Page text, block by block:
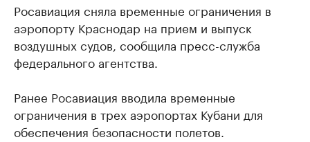
Росавиация сняла временные ограничения в
аэропорту Краснодар на прием и выпуск
воздушных судов, сообщила пресс-служба
федерального агентства.
Ранее Росавиация вводила временные
ограничения в трех аэропортах Кубани для
обеспечения безопасности полетов.